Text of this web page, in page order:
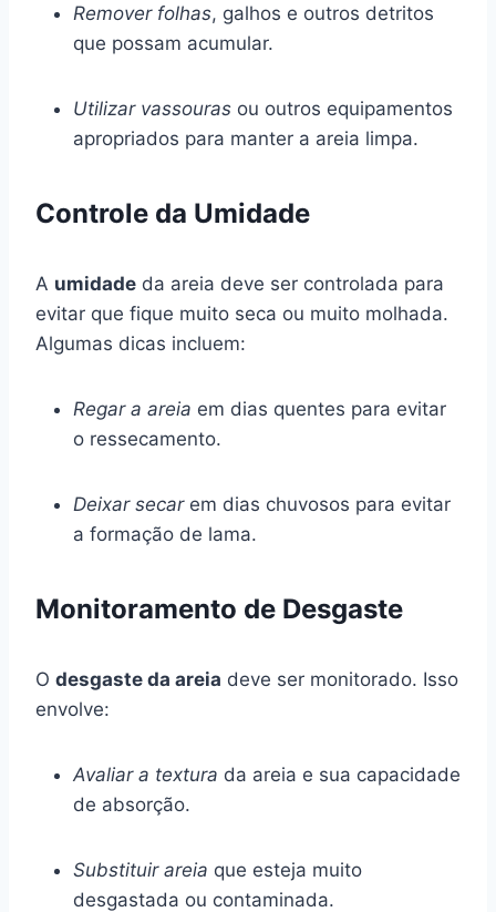
Remover folhas, galhos e outros detritos
que possam acumular.
Utilizar vassouras ou outros equipamentos
apropriados para manter a areia limpa.
Controle da Umidade
A umidade da areia deve ser controlada para
evitar que fique muito seca ou muito molhada.
Algumas dicas incluem:
Regar a areia em dias quentes para evitar
o ressecamento.
Deixar secarem dias chuvosos para evitar
a formação de lama.
Monitoramento de Desgaste
O desgaste da areia deve ser monitorado. Isso
envolve:
Avaliar a textura da areia e sua capacidade
de absorção.
Substituir areia que esteja muito
desgastada ou contaminada.